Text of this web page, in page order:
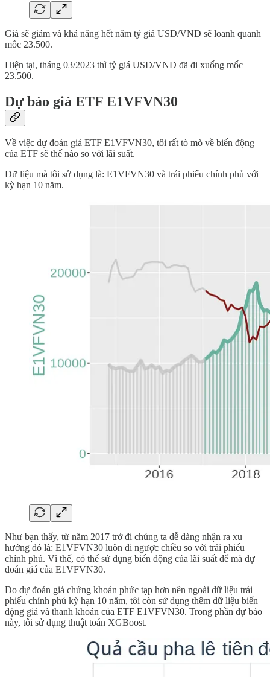
Giá sẽ giảm và khả năng hết năm tỷ giá USD/VND sẽ loanh quanh
mốc 23.500.
Hiện tại, tháng 03/2023 thì tỷ giá USD/VND đã đi xuống mốc
23.500.
Dự báo giá ETF E1VFVN30
Về việc dự đoán giá ETF E1VFVN30, tôi rất tò mò về biến động
của ETF sẽ thế nào so với lãi suất.
Dữ liệu mà tôi sử dụng là: E1VFVN30 và trái phiếu chính phủ với
kỳ hạn 10 năm.
Như bạn thấy, từ năm 2017 trở đi chúng ta dễ dàng nhận ra xu
hướng đó là: E1VFVN30 luôn đi ngược chiều so với trái phiếu
chính phủ. Vì thế, có thể sử dụng biến động của lãi suất để mà dự
đoán giá của E1VFVN30.
Do dự đoán giá chứng khoán phức tạp hơn nên ngoài dữ liệu trái
phiếu chính phủ kỳ hạn 10 năm, tôi còn sử dụng thêm dữ liệu biến
động giá và thanh khoản của ETF E1VFVN30. Trong phần dự báo
này, tôi sử dụng thuật toán XGBoost.